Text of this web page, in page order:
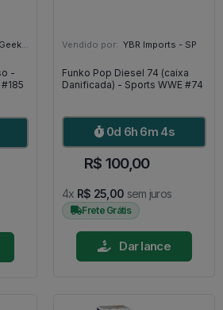
- SP
-
STAR WARS ROGUE ONE #185
Vendido por: YBR Imports - SP
Funko Pop Diesel 74 (caixa
Danificada) - Sports WWE #74
0d 6h 6m 3s
R$ 100,00
4x R$ 25,00 sem juros
Frete Grátis
Dar lance